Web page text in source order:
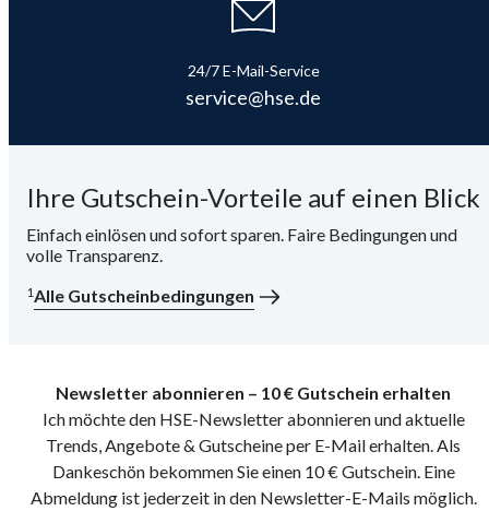
24/7 E-Mail-Service
service@hse.de
Ihre Gutschein-Vorteile auf einen Blick
Einfach einlösen und sofort sparen. Faire Bedingungen und
volle Transparenz.
1Alle Gutscheinbedingungen
Newsletter abonnieren – 10 € Gutschein erhalten
Ich möchte den HSE-Newsletter abonnieren und aktuelle
Trends, Angebote & Gutscheine per E-Mail erhalten. Als
Dankeschön bekommen Sie einen 10 € Gutschein. Eine
Abmeldung ist jederzeit in den Newsletter-E-Mails möglich.